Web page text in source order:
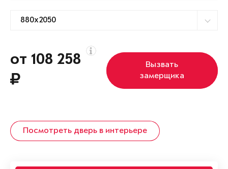
от 108 258
Вызвать
замерщика
Посмотреть дверь в интерьере